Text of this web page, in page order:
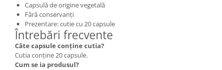
Capsulă de origine vegetală
Fără conservanți
Prezentare: cutie cu 20 capsule
Întrebări frecvente
Câte capsule conține cutia?
Cutia conține 20 capsule.
Cum se ia produsul?